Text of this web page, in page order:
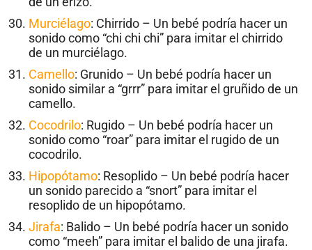
Murciélago: Chirrido – Un bebé podría hacer un
sonido como “chi chi chi” para imitar el chirrido
de un murciélago.
Camello: Grunido – Un bebé podría hacer un
sonido similar a “grrr” para imitar el gruñido de un
camello.
Cocodrilo: Rugido – Un bebé podría hacer un
sonido como “roar” para imitar el rugido de un
cocodrilo.
Hipopótamo: Resoplido – Un bebé podría hacer
un sonido parecido a “snort” para imitar el
resoplido de un hipopótamo.
Jirafa: Balido – Un bebé podría hacer un sonido
como “meeh” para imitar el balido de una jirafa.